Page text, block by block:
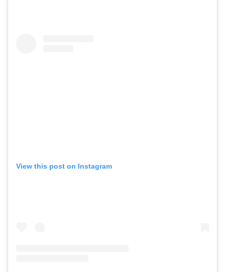
View this post on Instagram